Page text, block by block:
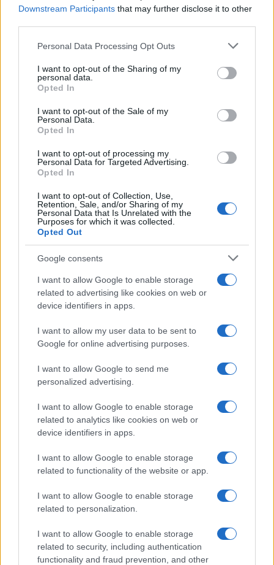
Downstream Participants that may further disclose it to other
Please note that this website/app uses one or more Google
not limited to your visit or usage behaviour. You may click to
grant or deny consent to Google and its third-party tags to
use your data for below specified purposes in below Google
consent section.
Personal Data Processing Opt Outs
I want to opt-out of the Sharing of my
personal data.
Opted In
I want to opt-out of the Sale of my
Personal Data.
Opted In
I want to opt-out of processing my
Personal Data for Targeted Advertising.
Opted In
I want to opt-out of Collection, Use,
Retention, Sale, and/or Sharing of my
Personal Data that Is Unrelated with the
Purposes for which it was collected.
Opted Out
Google consents
I want to allow Google to enable storage
related to advertising like cookies on web or
device identifiers in apps.
I want to allow my user data to be sent to
Google for online advertising purposes.
I want to allow Google to send me
personalized advertising.
I want to allow Google to enable storage
related to analytics like cookies on web or
device identifiers in apps.
I want to allow Google to enable storage
related to functionality of the website or app.
I want to allow Google to enable storage
related to personalization.
I want to allow Google to enable storage
related to security, including authentication
functionality and fraud prevention, and other
TελευταίεςΕιδήσειςγια την Παιδεία και την
Στην Κατηγορία:ΥΓΕΙΑ
ΕΝΗΛΙΚΕΣ ΠΑΙΔΙΑ ΥΓΕΙΑ ΥΠΝΟΣ
Εγκεφαλικά νεκρό 4χρονο αγοράκι –
Παρουσίασε συμπτώματα μηνιγγίτιδας